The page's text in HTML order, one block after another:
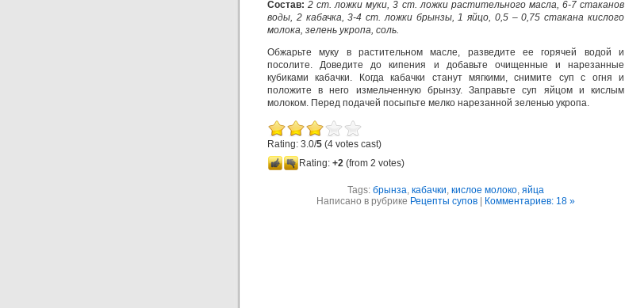
Состав:2 ст. ложки муки, 3 ст. ложки растительного масла, 6-7 стаканов
воды, 2 кабачка, 3-4 ст. ложки брынзы, 1 яйцо, 0,5 – 0,75 стакана кислого
молока, зелень укропа, соль.
Обжарьте муку в растительном масле, разведите ее горячей водой и
посолите. Доведите до кипения и добавьте очищенные и нарезанные
кубиками кабачки. Когда кабачки станут мягкими, снимите суп с огня и
положите в него измельченную брынзу. Заправьте суп яйцом и кислым
молоком. Перед подачей посыпьте мелко нарезанной зеленью укропа.
Rating: 3.0/5 (4 votes cast)
Rating: +2 (from 2 votes)
Tags: брынза, кабачки, кислое молоко, яйца
Написано в рубрике Рецепты супов Комментариев: 18 »